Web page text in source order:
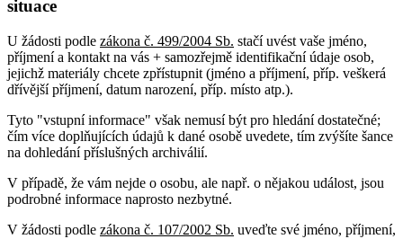
situace
U žádosti podle zákona č. 499/2004 Sb. stačí uvést vaše jméno,
příjmení a kontakt na vás + samozřejmě identifikační údaje osob,
jejichž materiály chcete zpřístupnit (jméno a příjmení, příp. veškerá
dřívější příjmení, datum narození, příp. místo atp.).
Tyto "vstupní informace" však nemusí být pro hledání dostatečné;
čím více doplňujících údajů k dané osobě uvedete, tím zvýšíte šance
na dohledání příslušných archiválií.
V případě, že vám nejde o osobu, ale např. o nějakou událost, jsou
podrobné informace naprosto nezbytné.
V žádosti podle zákona č. 107/2002 Sb. uveďte své jméno, příjmení,